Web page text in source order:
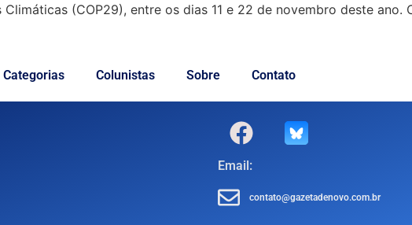
(COP29), entre os dias 11 e 22 de novembro deste ano.
Categorias Colunistas Sobre Contato
Email:
contato@gazetadenovo.com.br